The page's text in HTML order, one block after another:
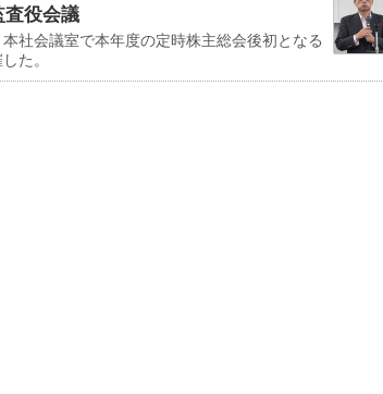
役会議
社会議室で本年度の定時株主総会後初となる
た。